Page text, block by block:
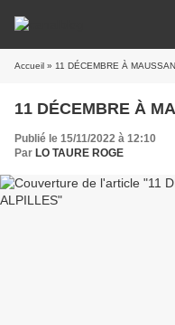
Accueil » 11 DÉCEMBRE À
11 DÉCEMBRE À
Publié le 15/11/2022 à 12:10
Par LO TAURE ROGE